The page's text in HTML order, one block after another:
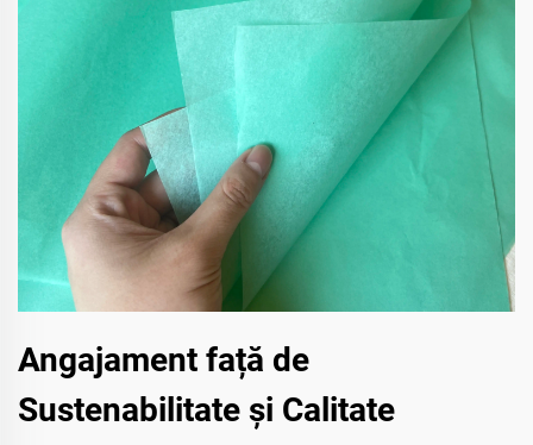
Angajament față de
Sustenabilitate și Calitate